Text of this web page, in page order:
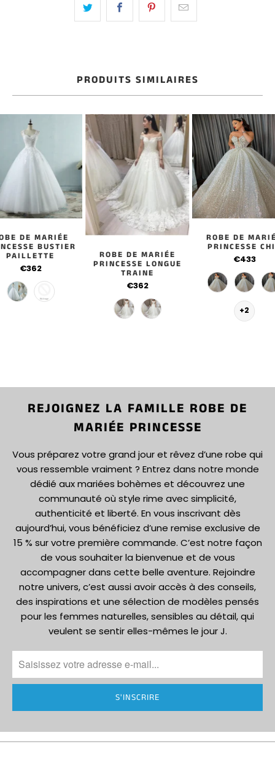
PRODUITS SIMILAIRES
DE MARIÉE
BUSTIER
PAILLETTE
€362
ROBE DE MARIÉE
PRINCESSE LONGUE
TRAINE
€362
ROBE DE
PRINCESSE
€433
+2
REJOIGNEZ LA FAMILLE ROBE DE
MARIÉE PRINCESSE
Vous préparez votre grand jour et rêvez d’une robe qui
vous ressemble vraiment ? Entrez dans notre monde
dédié aux mariées bohèmes et découvrez une
communauté où style rime avec simplicité,
authenticité et liberté. En vous inscrivant dès
aujourd’hui, vous bénéficiez d’une remise exclusive de
15 % sur votre première commande. C’est notre façon
de vous souhaiter la bienvenue et de vous
accompagner dans cette belle aventure. Rejoindre
notre univers, c’est aussi avoir accès à des conseils,
des inspirations et une sélection de modèles pensés
pour les femmes naturelles, sensibles au détail, qui
veulent se sentir elles-mêmes le jour J.